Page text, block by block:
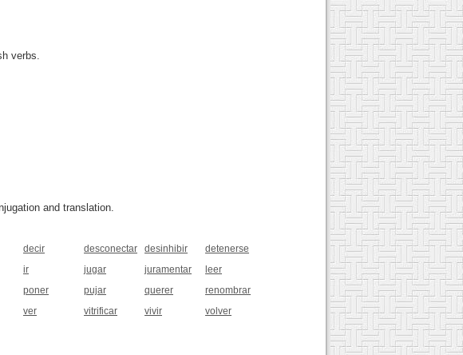
verbs.
and translation.
decir desconectar desinhibir
detenerse
ir jugar juramentar
leer
poner pujar querer
renombrar
ver vitrificar vivir
volver